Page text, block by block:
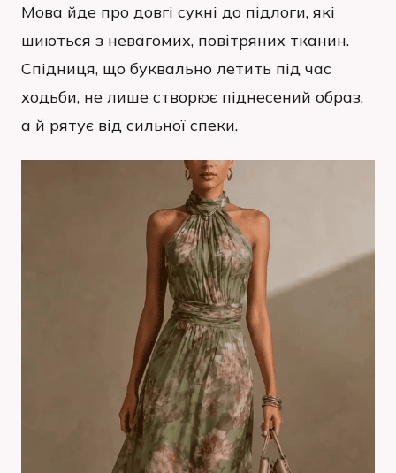
Мова йде про довгі сукні до підлоги, які
шиються з невагомих, повітряних тканин.
Спідниця, що буквально летить під час
ходьби, не лише створює піднесений образ,
а й рятує від сильної спеки.